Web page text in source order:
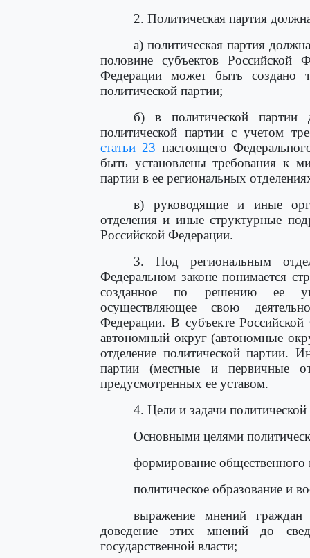
2. Политическая партия
а) политическая партия
половине субъектов Российской
Федерации может быть создано
политической партии;
б) в политической партии
политической партии с учетом
статьи 23 настоящего
быть установлены требования к
партии в ее региональных
в) руководящие и иные
отделения и иные структурные
Российской Федерации.
3. Под региональным
Федеральном законе понимается
созданное по решению ее
осуществляющее свою
Федерации. В субъекте
автономный округ (автономные
отделение политической партии.
партии (местные и первичные
предусмотренных ее уставом.
4. Цели и задачи
Основными целями
формирование общественного
политическое образование и
выражение мнений
доведение этих мнений до
государственной власти;